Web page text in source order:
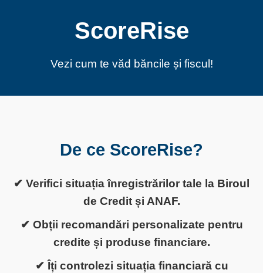
ScoreRise
Vezi cum te văd băncile și fiscul!
De ce ScoreRise?
✔ Verifici situația înregistrărilor tale la Biroul
de Credit și ANAF.
✔ Obții recomandări personalizate pentru
credite și produse financiare.
✔ Îți controlezi situația financiară cu